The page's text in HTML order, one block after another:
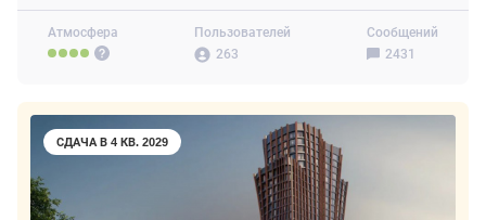
Атмосфера
Пользователей
263
Сообщений
2431
СДАЧА В 4 КВ. 2029